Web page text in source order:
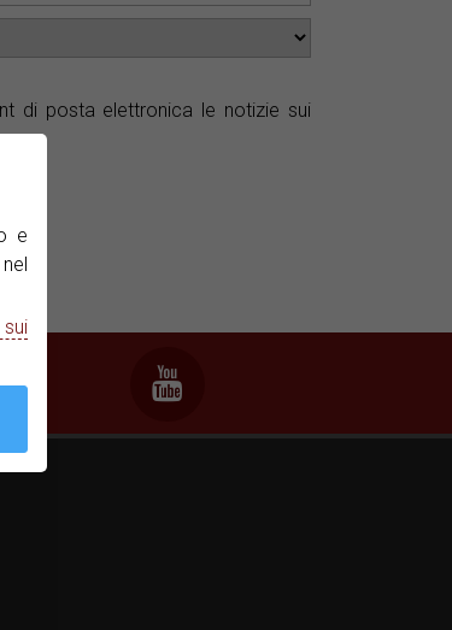
e
di posta elettronica le notizie sui